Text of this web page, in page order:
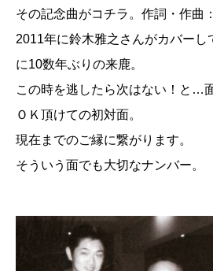
その記念曲がコチラ。作詞・作曲
2011年に鈴木雅之さんがカバー
に10数年ぶりの来鹿。
この時を逃したら次はない！と…
ＯＫ頂けての初対面。
現在までのご縁に繋がります。
そういう面でも大切なナンバー。